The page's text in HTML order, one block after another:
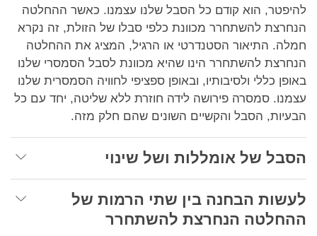
להיפטר, הוא קודם כל הסבל שלנו עצמנו. כאשר ההחלטה
הנחרצת להשתחרר מכוונת כלפי סבלו של הזולת, זה נקרא
חמלה. התיאור הסטנדרטי או הרגיל, המציג את ההחלטה
הנחרצת להשתחרר הינו שהיא מכוונת לסבל הסמסרי שלנו
באופן כללי ולסיבותיו, ובאופן ספציפי לחוויה הסמסרית שלנו
עצמנו. סמסרה פירושה לידה חוזרת ללא שליטה, יחד עם כל
הבעיות, הסבל והקשיים השונים שהם חלק מזה.
הסבל של אומללות ושל שינוי
לעשות הבחנה בין שתי הרמות של
ההחלטה הנחרצת להשתחרר